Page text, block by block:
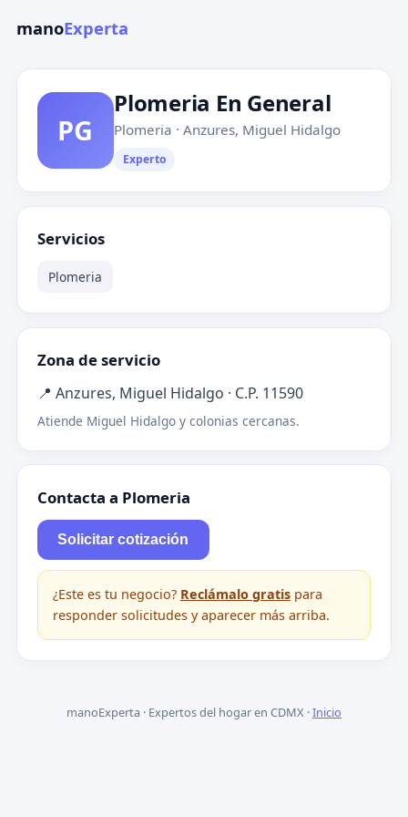
manoExperta
PG
Plomeria En General
Plomeria · Anzures, Miguel Hidalgo
Experto
Servicios
Plomeria
Zona de servicio
📍 Anzures, Miguel Hidalgo · C.P. 11590
Atiende Miguel Hidalgo y colonias cercanas.
Contacta a Plomeria
Solicitar cotización
¿Este es tu negocio? Reclámalo gratispara
responder solicitudes y aparecer más arriba.
manoExperta · Expertos del hogar en CDMX ·Inicio